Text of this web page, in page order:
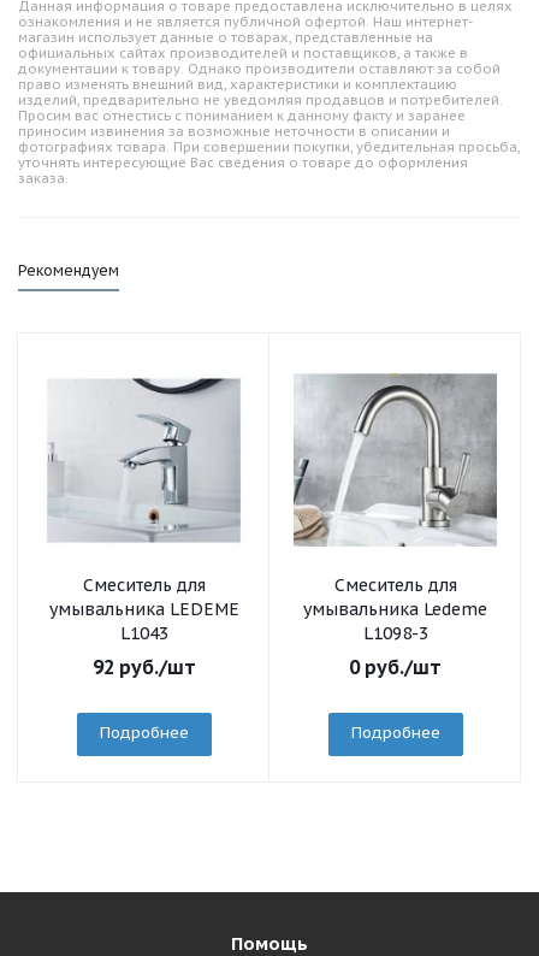
Данная информация о товаре предоставлена исключительно в целях
ознакомления и не является публичной офертой. Наш интернет-
магазин использует данные о товарах, представленные на
официальных сайтах производителей и поставщиков, а также в
документации к товару. Однако производители оставляют за собой
право изменять внешний вид, характеристики и комплектацию
изделий, предварительно не уведомляя продавцов и потребителей.
Просим вас отнестись с пониманием к данному факту и заранее
приносим извинения за возможные неточности в описании и
фотографиях товара. При совершении покупки, убедительная просьба,
уточнять интересующие Вас сведения о товаре до оформления
заказа.
Рекомендуем
Смеситель для
умывальника LEDEME
L1043
92 руб./шт
Подробнее
Смеситель для
умывальника Ledeme
L1098-3
0руб./шт
Подробнее
Помощь